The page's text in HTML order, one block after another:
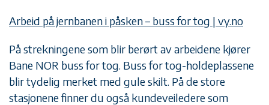
Arbeid på jernbanen i påsken – buss for tog | vy.no
På strekningene som blir berørt av arbeidene kjører
Bane NOR buss for tog. Buss for tog-holdeplassene
blir tydelig merket med gule skilt. På de store
stasjonene finner du også kundeveiledere som